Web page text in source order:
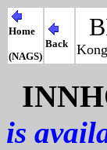
Home
(NAGS)
Back
is